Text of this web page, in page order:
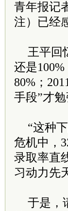
青年报记
注）已经
王平回
还是
80%；
手段”才勉
“这种
危机中，
录取率直
习动力先
于是，